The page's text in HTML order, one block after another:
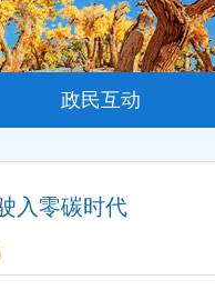
政民互动
入零碳时代